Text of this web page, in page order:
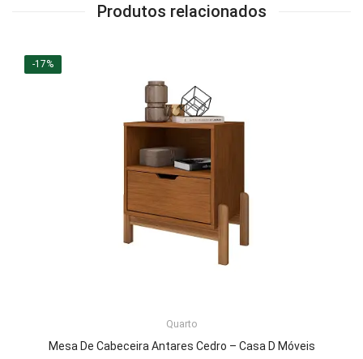
Produtos relacionados
-17%
Quarto
Mesa De Cabeceira Antares Cedro – Casa D Móveis
LER MAIS